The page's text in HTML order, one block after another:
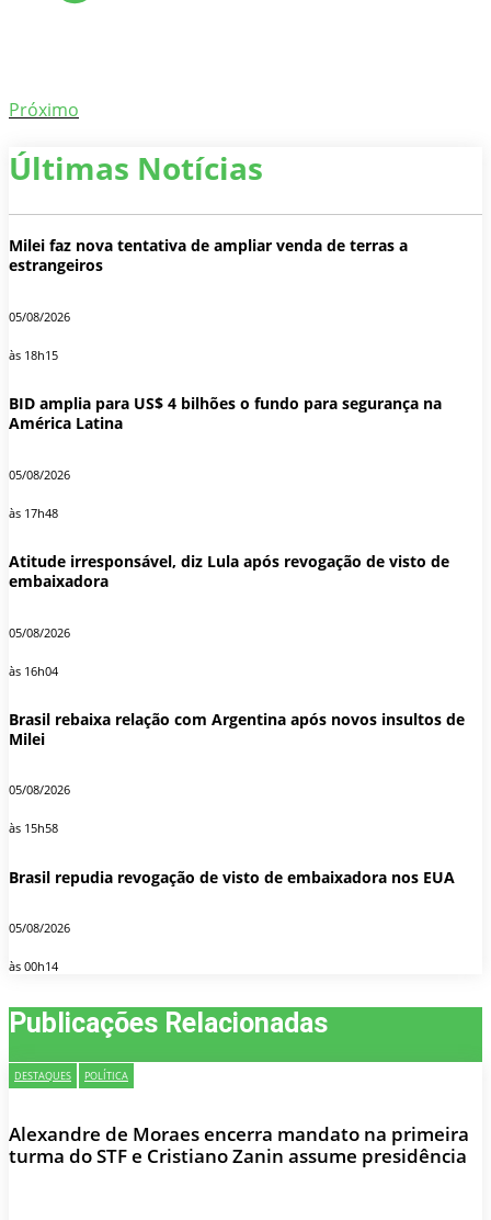
Próximo
Últimas Notícias
Milei faz nova tentativa de ampliar venda de terras a
estrangeiros
05/08/2026
às 18h15
BID amplia para US$ 4 bilhões o fundo para segurança na
América Latina
05/08/2026
às 17h48
Atitude irresponsável, diz Lula após revogação de visto de
embaixadora
05/08/2026
às 16h04
Brasil rebaixa relação com Argentina após novos insultos de
Milei
05/08/2026
às 15h58
Brasil repudia revogação de visto de embaixadora nos EUA
05/08/2026
às 00h14
Publicações Relacionadas
DESTAQUES POLÍTICA
Alexandre de Moraes encerra mandato na primeira
turma do STF e Cristiano Zanin assume presidência